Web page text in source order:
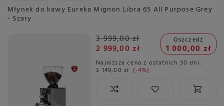
Młynek do kawy Eureka Mignon Libra 65 All Purpose Grey
- Szary
3 999,00 zł
2 999,00 zł
Oszczedź
1 000,00 zł
Najniższa cena z ostatnich 30 dni:
3 149,00 zł -4%